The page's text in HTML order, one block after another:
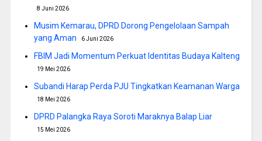
8 Juni 2026
Musim Kemarau, DPRD Dorong Pengelolaan Sampah
yang Aman
6 Juni 2026
FBIM Jadi Momentum Perkuat Identitas Budaya Kalteng
19 Mei 2026
Subandi Harap Perda PJU Tingkatkan Keamanan Warga
18 Mei 2026
DPRD Palangka Raya Soroti Maraknya Balap Liar
15 Mei 2026